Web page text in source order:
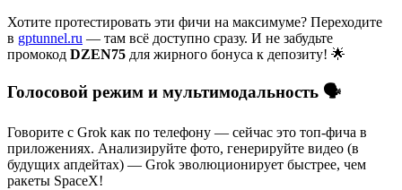
Хотите протестировать эти фичи на максимуме? Переходите
в gptunnel.ru — там всё доступно сразу. И не забудьте
промокод DZEN75 для жирного бонуса к депозиту! 🌟
Голосовой режим и мультимодальность 🗣️
Говорите с Grok как по телефону — сейчас это топ-фича в
приложениях. Анализируйте фото, генерируйте видео (в
будущих апдейтах) — Grok эволюционирует быстрее, чем
ракеты SpaceX!